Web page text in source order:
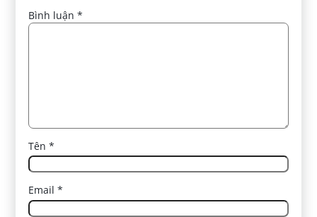
Bình luận*
Tên*
Email*